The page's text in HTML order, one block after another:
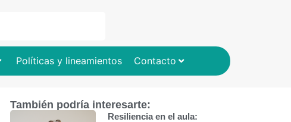
Políticas y lineamientos Contacto
También podría interesarte:
Resiliencia en el aula: